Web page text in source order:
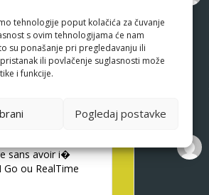
tehnologije poput kolačića za čuvanje
s ovim tehnologijama će nam
su ponašanje pri pregledavanju ili
ili povlačenje suglasnosti može
i funkcije.
Pogledaj postavke
n’aient
sans avoir
qui est
au niveau de
de tabler dans
mien realite.
les abattis nos
constater,
leurs plus
sans avoir i�
ou RealTime